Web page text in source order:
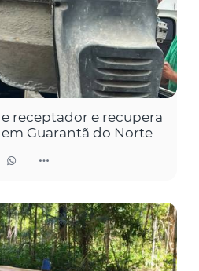
receptador e recupera
Guarantã do Norte